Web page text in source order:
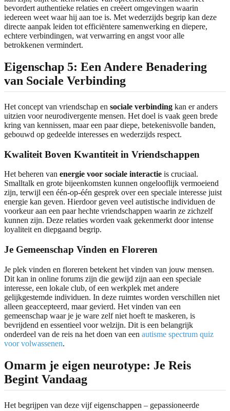
bevordert authentieke relaties en creëert omgevingen waarin
iedereen weet waar hij aan toe is. Met wederzijds begrip kan deze
directe aanpak leiden tot efficiëntere samenwerking en diepere,
echtere verbindingen, wat verwarring en angst voor alle
betrokkenen vermindert.
Eigenschap 5: Een Andere Benadering
van Sociale Verbinding
Het concept van vriendschap en sociale verbinding kan er anders
uitzien voor neurodivergente mensen. Het doel is vaak geen brede
kring van kennissen, maar een paar diepe, betekenisvolle banden,
gebouwd op gedeelde interesses en wederzijds respect.
Kwaliteit Boven Kwantiteit in Vriendschappen
Het beheren van energie voor sociale interactie is cruciaal.
Smalltalk en grote bijeenkomsten kunnen ongelooflijk vermoeiend
zijn, terwijl een één-op-één gesprek over een speciale interesse juist
energie kan geven. Hierdoor geven veel autistische individuen de
voorkeur aan een paar hechte vriendschappen waarin ze zichzelf
kunnen zijn. Deze relaties worden vaak gekenmerkt door intense
loyaliteit en diepgaand begrip.
Je Gemeenschap Vinden en Floreren
Je plek vinden en floreren betekent het vinden van jouw mensen.
Dit kan in online forums zijn die gewijd zijn aan een speciale
interesse, een lokale club, of een werkplek met andere
gelijkgestemde individuen. In deze ruimtes worden verschillen niet
alleen geaccepteerd, maar gevierd. Het vinden van een
gemeenschap waar je je ware zelf niet hoeft te maskeren, is
bevrijdend en essentieel voor welzijn. Dit is een belangrijk
onderdeel van de reis na het doen van een autisme spectrum quiz
voor volwassenen.
Omarm je eigen neurotype: Je Reis
Begint Vandaag
Het begrijpen van deze vijf eigenschappen – gepassioneerde